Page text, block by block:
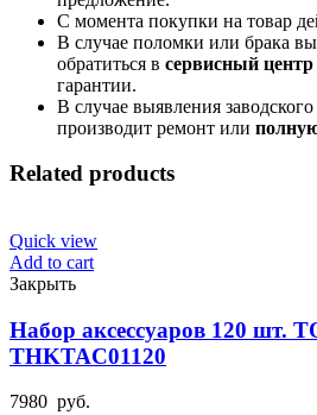
С момента покупки на товар
В случае поломки или брака
обратиться в сервисный
гарантии.
В случае выявления
производит ремонт или
Related products
Quick view
Add to cart
Закрыть
Набор аксессуаров 120 шт.
THKTAC01120
7980 руб.